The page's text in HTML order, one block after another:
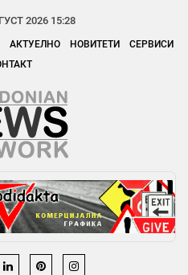
2026 15:28
АКТУЕЛНО НОВИТЕТИ
СЕРВИСИ